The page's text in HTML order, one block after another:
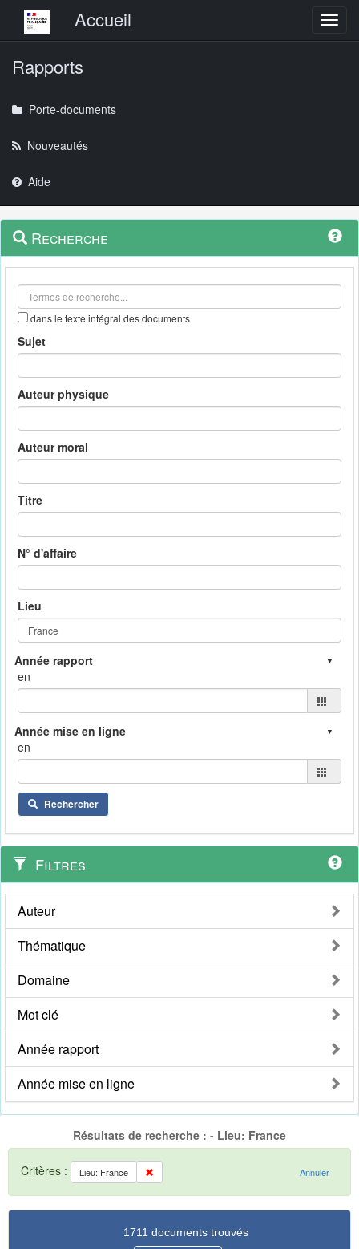
Menu principalAccueil
Rapports
Porte-documents
Nouveautés
Aide
Navigation
outils
Menu
contextuel
Recherche
dans le texte intégral des documents
Sujet
Auteur physique
Auteur moral
Titre
N° d'affaire
Lieu
en
en
Rechercher
Filtres
Auteur
Thématique
Domaine
Mot clé
Année rapport
Année mise en ligne
Résultats de recherche : - Lieu: France
Critères : Lieu: France Annuler
1711 documents trouvés